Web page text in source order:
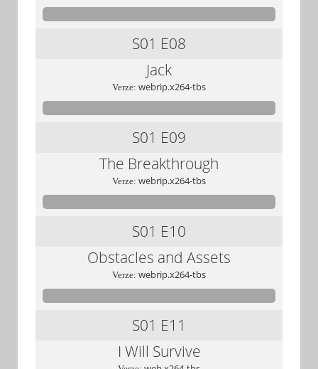
S01 E08
Jack
Verze: webrip.x264-tbs
S01 E09
The Breakthrough
Verze: webrip.x264-tbs
S01 E10
Obstacles and Assets
Verze: webrip.x264-tbs
S01 E11
I Will Survive